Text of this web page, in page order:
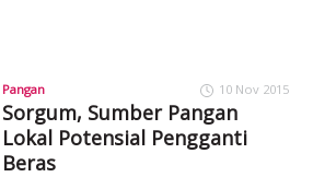
Pangan 10 Nov 2015
Sorgum, Sumber Pangan
Lokal Potensial Pengganti
Beras